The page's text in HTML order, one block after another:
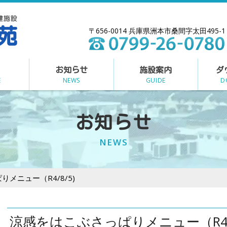
〒656-0014 兵庫県洲本市桑間字太田495-1
お知らせ
NEWS
施設案内
GUIDE
ダ
お知らせ
NEWS
メニュー（R4/8/5)
涼感をはこぶさっぱりメニュー（